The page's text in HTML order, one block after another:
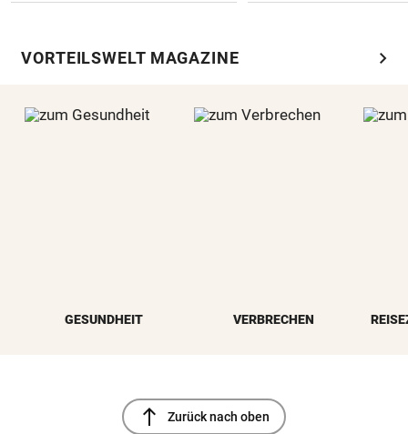
VORTEILSWELT MAGAZINE chevron_right
GESUNDHEIT VERBRECHEN
north Zurück nach oben